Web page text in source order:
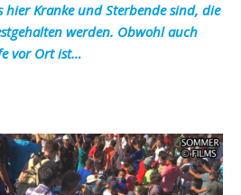
hier Kranke und Sterbende sind, die
werden. Obwohl auch
vor Ort ist…